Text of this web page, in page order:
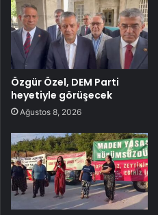
Özgür Özel, DEM Parti
heyetiyle görüşecek
Ağustos 8, 2026